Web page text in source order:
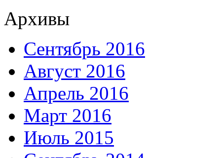
Архивы
Сентябрь 2016
Август 2016
Апрель 2016
Март 2016
Июль 2015